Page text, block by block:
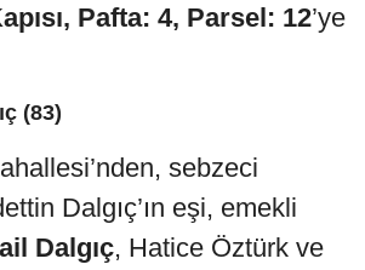
Pafta: 4, Parsel: 12’ye
(83)
sebzeci
Dalgıç’ın eşi, emekli
Dalgıç, Hatice Öztürk ve